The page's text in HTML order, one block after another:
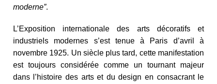
moderne”.
L’Exposition internationale des arts décoratifs et
industriels modernes s’est tenue à Paris d’avril à
novembre 1925. Un siècle plus tard, cette manifestation
est toujours considérée comme un tournant majeur
dans l’histoire des arts et du design en consacrant le